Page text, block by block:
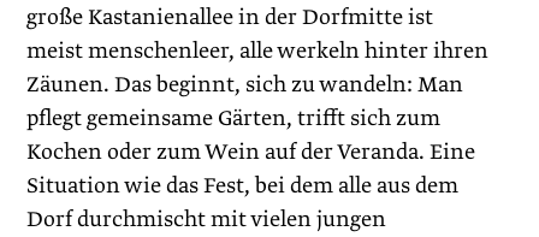
große Kastanienallee in der Dorfmitte ist
meist menschenleer, alle werkeln hinter ihren
Zäunen. Das beginnt, sich zu wandeln: Man
pflegt gemeinsame Gärten, trifft sich zum
Kochen oder zum Wein auf der Veranda. Eine
Situation wie das Fest, bei dem alle aus dem
Dorf durchmischt mit vielen jungen